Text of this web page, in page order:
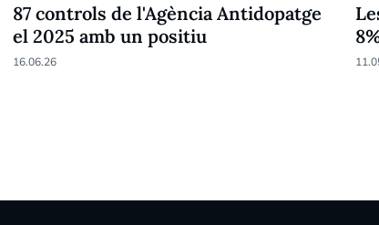
87 controls de l'Agència Antidopatge
el 2025 amb un positiu
16.06.26